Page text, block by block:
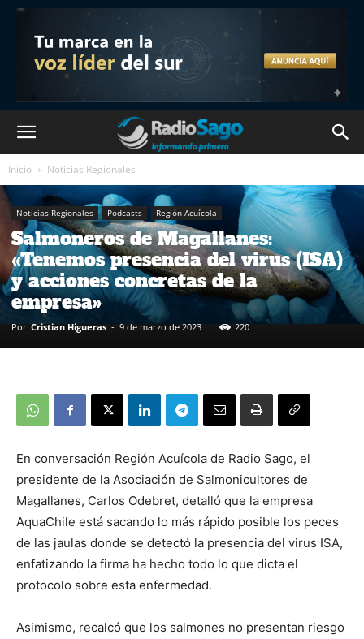
Inicio Noticias Regionales
Noticias Regionales Podcasts Región Acuícola
Salmoneros de Magallanes:
«Tenemos presencia del virus (ISA)
y acciones concretas de la
empresa»
Por Cristian Higueras - 9 de marzo de 2023 220
En conversación Región Acuícola de Radio Sago, el
presidente de la Asociación de Salmonicultores de
Magallanes, Carlos Odebret, detalló que la empresa
AquaChile está sacando lo más rápido posible los peces
de las jaulas donde se detectó la presencia del virus ISA,
enfatizando la firma ha hecho todo lo que dicta el
protocolo sobre esta enfermedad.
Asimismo, recalcó que los salmones no presentan riesgo